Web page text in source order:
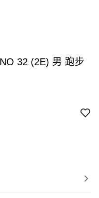
32 (2E) 男 跑步